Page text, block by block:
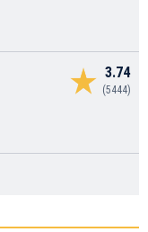
3.74
(5444)